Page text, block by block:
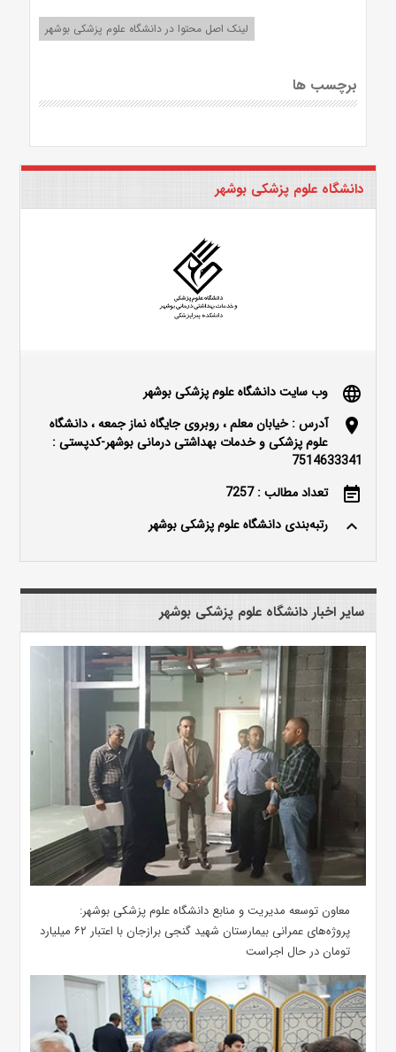
لینک اصل محتوا در دانشگاه علوم پزشکی بوشهر
برچسب ها
دانشگاه علوم پزشکی بوشهر
language وب سایت دانشگاه علوم پزشکی بوشهر
location_on
آدرس : خیابان معلم ، روبروی جایگاه نماز جمعه ، دانشگاه
علوم پزشکی و خدمات بهداشتی درمانی بوشهر-کدپستی :
7514633341
event_note تعداد مطالب : 7257
keyboard_arrow_up رتبه‌بندی دانشگاه علوم پزشکی بوشهر
سایر اخبار دانشگاه علوم پزشکی بوشهر
معاون توسعه مدیریت و منابع دانشگاه علوم پزشکی بوشهر:
پروژه‌های عمرانی بیمارستان شهید گنجی برازجان با اعتبار ۶۲ میلیارد
تومان در حال اجراست